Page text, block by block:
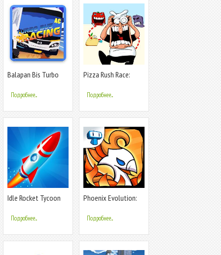
Balapan Bis Turbo
Подробнее...
Pizza Rush Race:
Подробнее...
Idle Rocket Tycoon
Подробнее...
Phoenix Evolution:
Подробнее...